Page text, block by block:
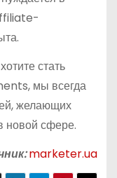
стать
мы всегда
желающих
новой сфере.
marketer.ua